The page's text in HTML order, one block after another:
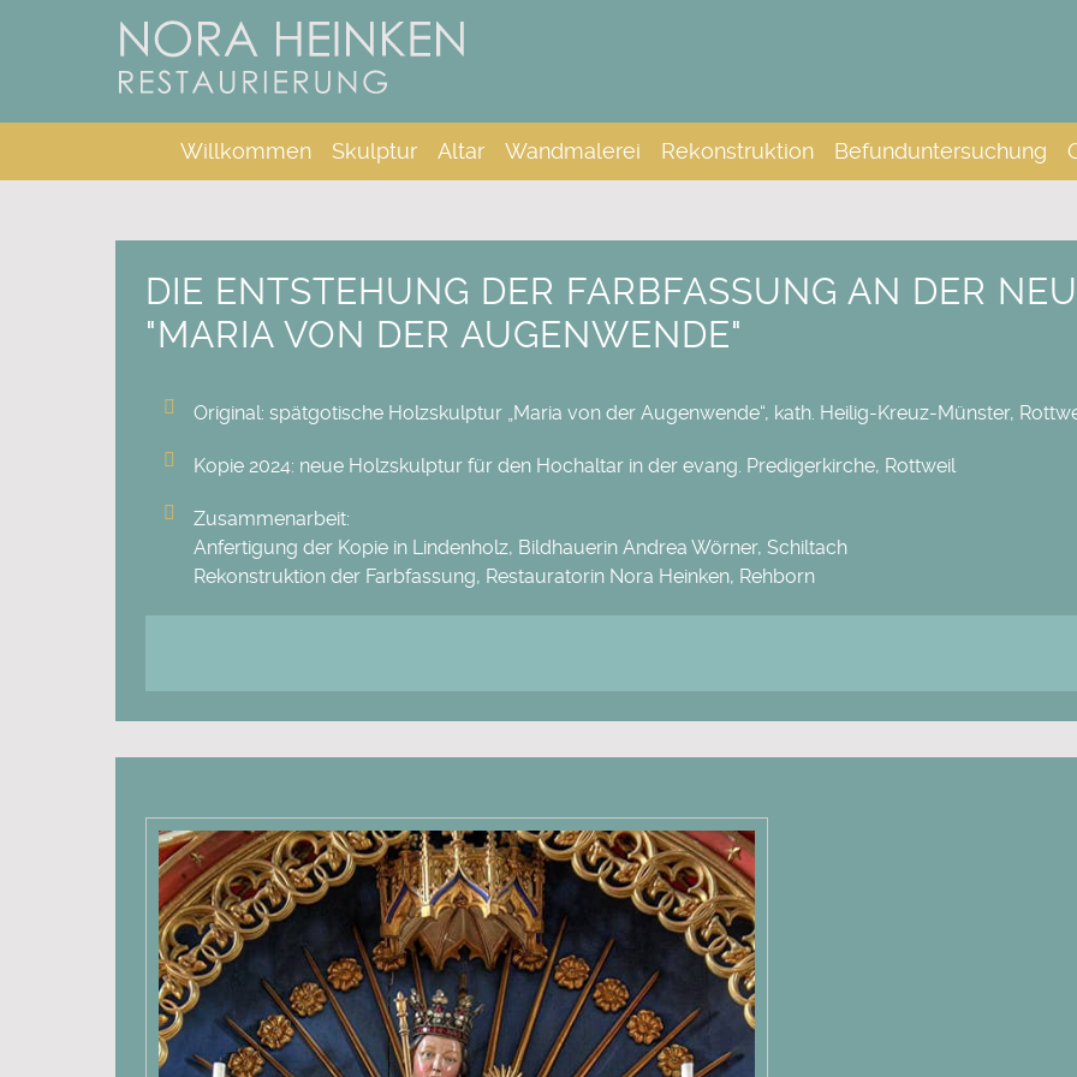
Willkommen Skulptur Altar Wandmalerei Rekonstruktion Befunduntersuchung
DIE ENTSTEHUNG DER FARBFASSUNG AN DER
"MARIA VON DER AUGENWENDE"
Original: spätgotische Holzskulptur „Maria von der Augenwende“, kath. Heilig-Kreuz-Münster,
Kopie 2024: neue Holzskulptur für den Hochaltar in der evang. Predigerkirche, Rottweil
Zusammenarbeit:
Anfertigung der Kopie in Lindenholz, Bildhauerin Andrea Wörner, Schiltach
Rekonstruktion der Farbfassung, Restauratorin Nora Heinken, Rehborn